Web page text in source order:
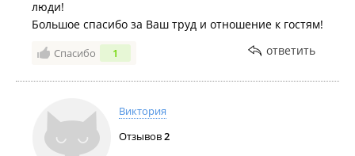
люди!
Большое спасибо за Ваш труд и отношение к гостям!
Спасибо 1 ответить
Виктория
Отзывов2